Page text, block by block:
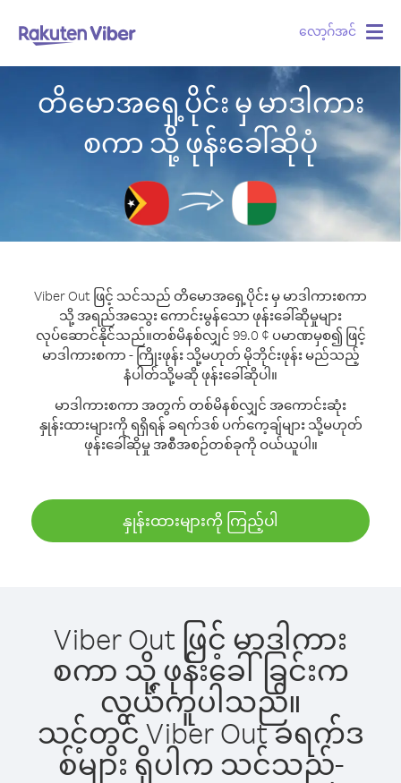
လော့ဂ်အင်
တိမောအရှေ့ပိုင်း မှ မာဒါကား
စကာ သို့ ဖုန်းခေါ်ဆိုပုံ
Viber Out ဖြင့် သင်သည် တိမောအရှေ့ပိုင်း မှ မာဒါကားစကာ
သို့ အရည်အသွေး ကောင်းမွန်သော ဖုန်းခေါ်ဆိုမှုများ
လုပ်ဆောင်နိုင်သည်။တစ်မိနစ်လျှင် 99.0 ¢ ပမာဏမှစ၍ ဖြင့်
မာဒါကားစကာ - ကြိုးဖုန်း သို့မဟုတ် မိုဘိုင်းဖုန်း မည်သည့်
နံပါတ်သို့မဆို ဖုန်းခေါ်ဆိုပါ။
မာဒါကားစကာ အတွက် တစ်မိနစ်လျှင် အကောင်းဆုံး
နှုန်းထားများကို ရရှိရန် ခရက်ဒစ် ပက်ကေ့ချ်များ သို့မဟုတ်
ဖုန်းခေါ်ဆိုမှု အစီအစဉ်တစ်ခုကို ဝယ်ယူပါ။
နှုန်းထားများကို ကြည့်ပါ
Viber Out ဖြင့် မာဒါကား
စကာ သို့ ဖုန်းခေါ်ခြင်းက
လွယ်ကူပါသည်။
သင့်တွင် Viber Out ခရက်ဒ
စ်များ ရှိပါက သင်သည်-